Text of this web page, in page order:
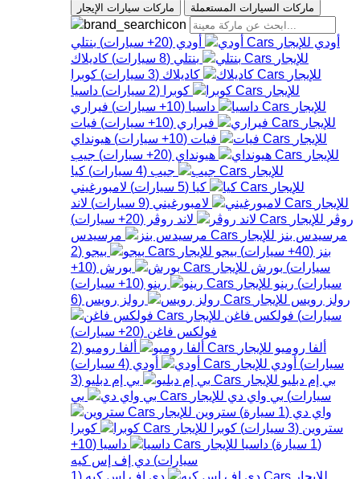
ماركات سيارات الإيجار ماركات السيارات المستعملة
أودي أودي (
20+ سيارات) بنتلي
بنتلي (
8 سيارات) كاديلاك
كاديلاك (
3 سيارات) كوبرا
كوبرا (
2 سيارات) داسيا
داسيا (
10+ سيارات) فيراري
فيراري (
10+ سيارات) فيات
فيات (
10+ سيارات) هيونداي
هيونداي (
20+ سيارات) جيب
جيب (
4 سيارات) كيا
كيا (
5 سيارات) لامبورغيني
لامبورغيني (
9 سيارات) لاند
روڤر
لاند روڤر (
20+ سيارات)
مرسيدس بنز
مرسيدس
بنز (
40+ سيارات) بيجو بيجو (
2
سيارات) بورش بورش (
10+
سيارات) رينو رينو (
10+ سيارات)
رولز رويس
رولز رويس (
6
سيارات) فولكس فاغن
فولكس فاغن (
20+ سيارات)
ألفا روميو
ألفا روميو (
2
سيارات) أودي أودي (
4 سيارات)
بي إم دبليو
بي إم دبليو (
3
سيارات) بي واي دي
بي
واي دي (
1 سيارة) ستروين
ستروين (
3 سيارات) كوبرا
كوبرا
(
1 سيارة) داسيا داسيا (
10+
سيارات) دي إف إس كيه